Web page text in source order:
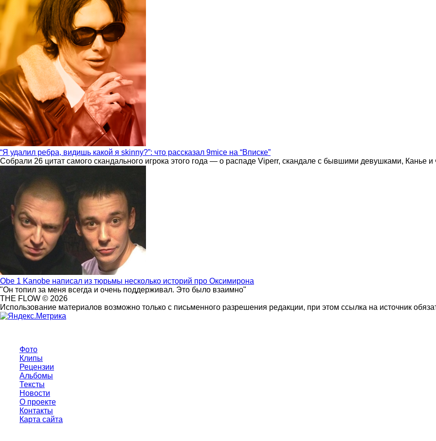
“Я удалил ребра, видишь какой я skinny?”: что рассказал 9mice на “Вписке”
Собрали 26 цитат самого скандального игрока этого года — о распаде Viperr, скандале с бывшими девушками, Канье
Obe 1 Kanobe написал из тюрьмы несколько историй про Оксимирона
"Он топил за меня всегда и очень поддерживал. Это было взаимно"
THE FLOW © 2026
Использование материалов возможно только с письменного разрешения редакции, при этом ссылка на источник
Фото
Клипы
Рецензии
Альбомы
Тексты
Новости
О проекте
Контакты
Карта сайта